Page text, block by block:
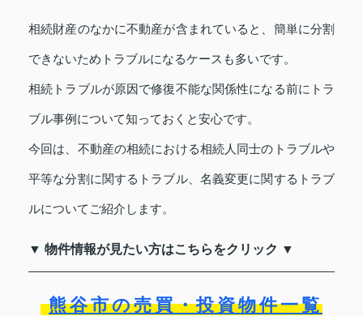
相続財産のなかに不動産が含まれていると、簡単に分割
できないためトラブルになるケースも多いです。
相続トラブルが原因で修復不能な関係性になる前にトラ
ブル事例について知っておくと安心です。
今回は、不動産の相続における相続人同士のトラブルや
平等な分割に関するトラブル、名義変更に関するトラブ
ルについてご紹介します。
▼ 物件情報が見たい方はこちらをクリック ▼
熊谷市の売買・投資物件一覧